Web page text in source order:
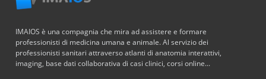
IMAIOS è una compagnia che mira ad assistere e formare
professionisti di medicina umana e animale. Al servizio dei
professionisti sanitari attraverso atlanti di anatomia interattivi,
imaging, base dati collaborativa di casi clinici, corsi online...